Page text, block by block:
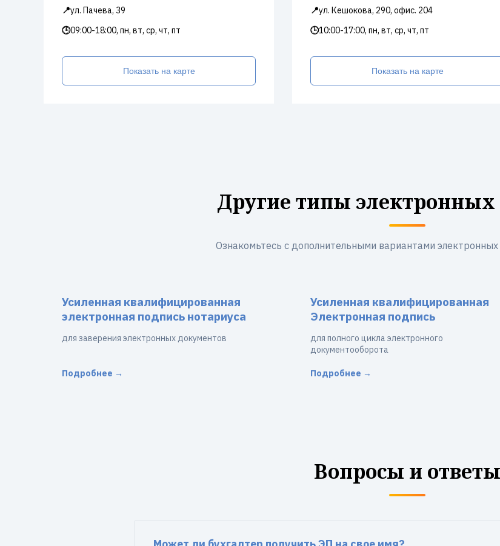
📍ул. Пачева, 39
🕒09:00-18:00, пн, вт, ср, чт, пт
Показать на карте
📍ул. Кешокова, 290, офис. 204
🕒10:00-17:00, пн, вт, ср, чт, пт
Показать на карте
Другие типы электронных
Ознакомьтесь с дополнительными вариантами
Усиленная квалифицированная
электронная подпись нотариуса
для заверения электронных документов
Подробнее →
Усиленная квалифицированная
Электронная подпись
для полного цикла электронного
документооборота
Подробнее →
Вопросы и ответы